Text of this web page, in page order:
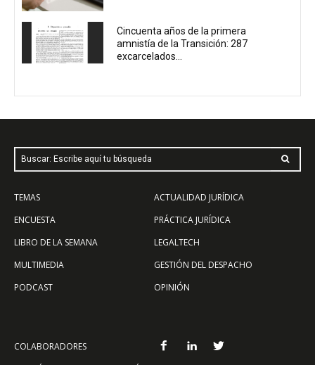
Cincuenta años de la primera
amnistía de la Transición: 287
excarcelados...
Buscar: Escribe aquí tu búsqueda
TEMAS
ENCUESTA
LIBRO DE LA SEMANA
MULTIMEDIA
PODCAST
ACTUALIDAD JURÍDICA
PRÁCTICA JURÍDICA
LEGALTECH
GESTIÓN DEL DESPACHO
OPINIÓN
COLABORADORES